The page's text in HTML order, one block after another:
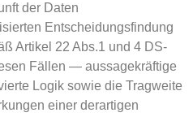
der Daten
Entscheidungsfindung
Artikel 22 Abs.1 und 4 DS-
Fällen — aussagekräftige
Logik sowie die Tragweite
einer derartigen